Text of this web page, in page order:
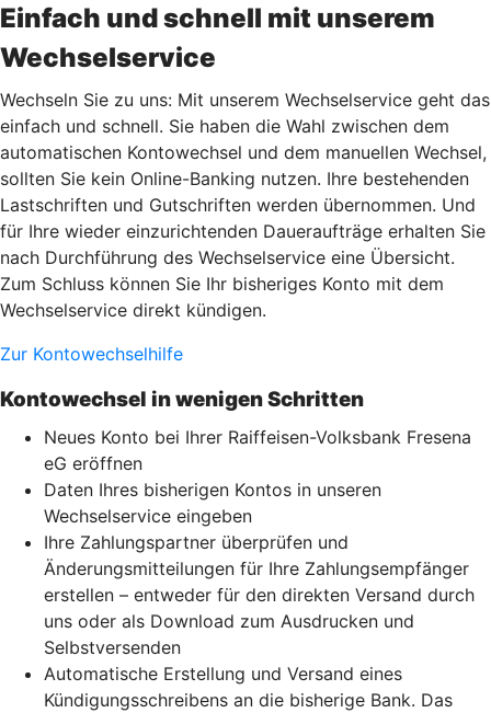
Einfach und schnell mit unserem
Wechselservice
Wechseln Sie zu uns: Mit unserem Wechselservice geht das
einfach und schnell. Sie haben die Wahl zwischen dem
automatischen Kontowechsel und dem manuellen Wechsel,
sollten Sie kein Online-Banking nutzen. Ihre bestehenden
Lastschriften und Gutschriften werden übernommen. Und
für Ihre wieder einzurichtenden Daueraufträge erhalten Sie
nach Durchführung des Wechselservice eine Übersicht.
Zum Schluss können Sie Ihr bisheriges Konto mit dem
Wechselservice direkt kündigen.
Zur Kontowechselhilfe
Kontowechsel in wenigen Schritten
Neues Konto bei Ihrer Raiffeisen-Volksbank Fresena
eG eröffnen
Daten Ihres bisherigen Kontos in unseren
Wechselservice eingeben
Ihre Zahlungspartner überprüfen und
Änderungsmitteilungen für Ihre Zahlungsempfänger
erstellen – entweder für den direkten Versand durch
uns oder als Download zum Ausdrucken und
Selbstversenden
Automatische Erstellung und Versand eines
Kündigungsschreibens an die bisherige Bank. Das